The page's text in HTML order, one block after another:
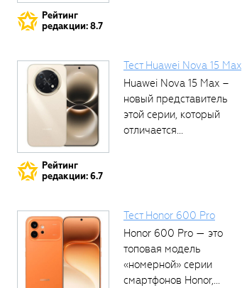
Рейтинг
редакции: 8.7
Рейтинг
редакции: 6.7
Тест Huawei Nova 15 Max
Huawei Nova 15 Max –
новый представитель
этой серии, который
отличается...
Тест Honor 600 Pro
Honor 600 Pro — это
топовая модель
«номерной» серии
смартфонов Honor,...